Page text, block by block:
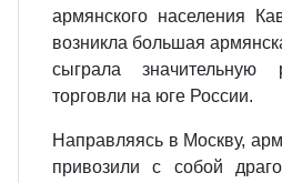
армянского населения
возникла большая
сыграла
торговли на юге России.
Направляясь в Москву,
привозили с собой